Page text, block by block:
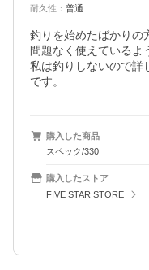
耐久性 ： 普通
釣りを始めたばかりの
問題なく使えているよ
私は釣りしないので詳
です。
購入した商品
スペック/330
購入したストア
FIVE STAR STORE